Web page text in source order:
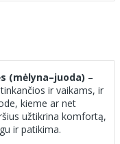
(mėlyna–juoda) –
ir vaikams, ir
kieme ar net
užtikrina komfortą,
ir patikima.